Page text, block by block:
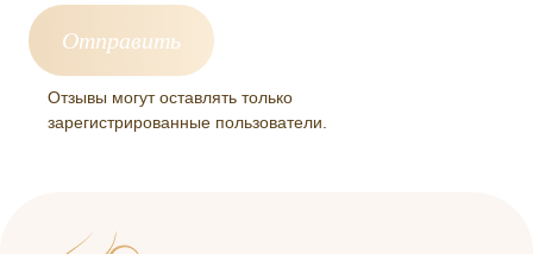
Отзывы могут оставлять только
зарегистрированные пользователи.